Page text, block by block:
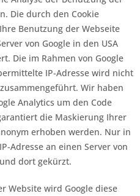
Die durch den Cookie
Benutzung der Webseite
von Google in den USA
Die im Rahmen von Google
IP-Adresse wird nicht
Wir haben
Analytics um den Code
die Maskierung Ihrer
erhoben werden. Nur in
Adresse an einen Server von
dort gekürzt.
Website wird Google diese